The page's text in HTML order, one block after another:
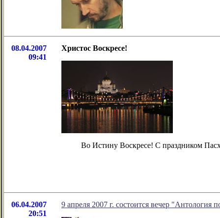
08.04.2007
09:41
Христос Воскресе!
Во Истину Воскресе! С праздником
06.04.2007
20:51
9 апреля 2007 г. состоится вечер "Антология